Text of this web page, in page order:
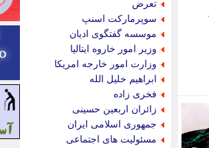
تعرض
سوپرمارکت اسنپ
موسسه گفتگوی ادیان
وزیر امور خاروه ایتالیا
وزارت امور خارجه امریکا
ابراهیم خلیل الله
فخری زاده
زائران اربعین حسینی
جمهوری اسلامی ایران
مسئولیت های اجتماعی